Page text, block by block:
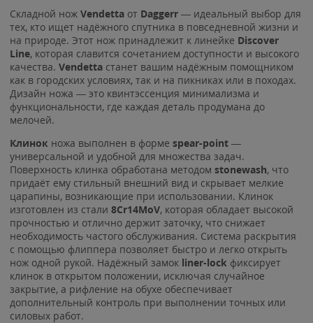
Складной нож Vendetta от Daggerr — идеальный выбор для
тех, кто ищет надёжного спутника в повседневной жизни и
на природе. Этот нож принадлежит к линейке Discover
Line, которая славится сочетанием доступности и высокого
качества. Vendetta станет вашим надёжным помощником
как в городских условиях, так и на пикниках или в походах.
Дизайн ножа — это квинтэссенция минимализма и
функциональности, где каждая деталь продумана до
мелочей.
Клинок ножа выполнен в форме spear-point —
универсальной и удобной для множества задач.
Поверхность клинка обработана методом stonewash, что
придаёт ему стильный внешний вид и скрывает мелкие
царапины, возникающие при использовании. Клинок
изготовлен из стали 8Cr14MoV, которая обладает высокой
прочностью и отлично держит заточку, что снижает
необходимость частого обслуживания. Система раскрытия
с помощью флиппера позволяет быстро и легко открыть
нож одной рукой. Надёжный замок liner-lock фиксирует
клинок в открытом положении, исключая случайное
закрытие, а рифление на обухе обеспечивает
дополнительный контроль при выполнении точных или
силовых работ.